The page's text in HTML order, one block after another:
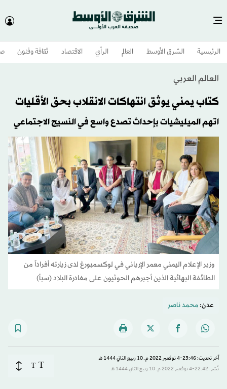
الرئيسية الشرق الأوسط​ العالم الرأي الاقتصاد ثقافة وفنون
العالم العربي
كتاب يمني يوثق انتهاكات الانقلاب بحق الأقليات
اتهم الميليشيات بإحداث تصدع واسع في النسيج الاجتماعي
وزير الإعلام اليمني معمر الإرياني في لوكسمبورغ لدى زيارته أفراداً من
الطائفة البهائية الذين أجبرهم الحوثيون على مغادرة البلاد (سبأ)
عدن:محمد ناصر
آخر تحديث: 23:46-4 نوفمبر 2022 م ـ 10 ربيع الثاني 1444 هـ
نُشر: 22:42-4 نوفمبر 2022 م ـ 10 ربيع الثاني 1444 هـ
T
T